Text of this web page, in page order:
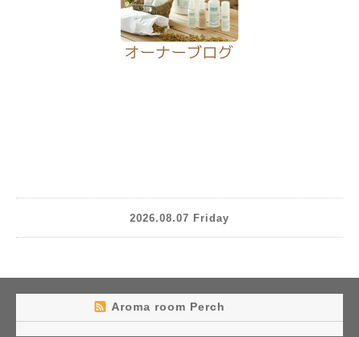
2026.08.07 Friday
Aroma room Perch